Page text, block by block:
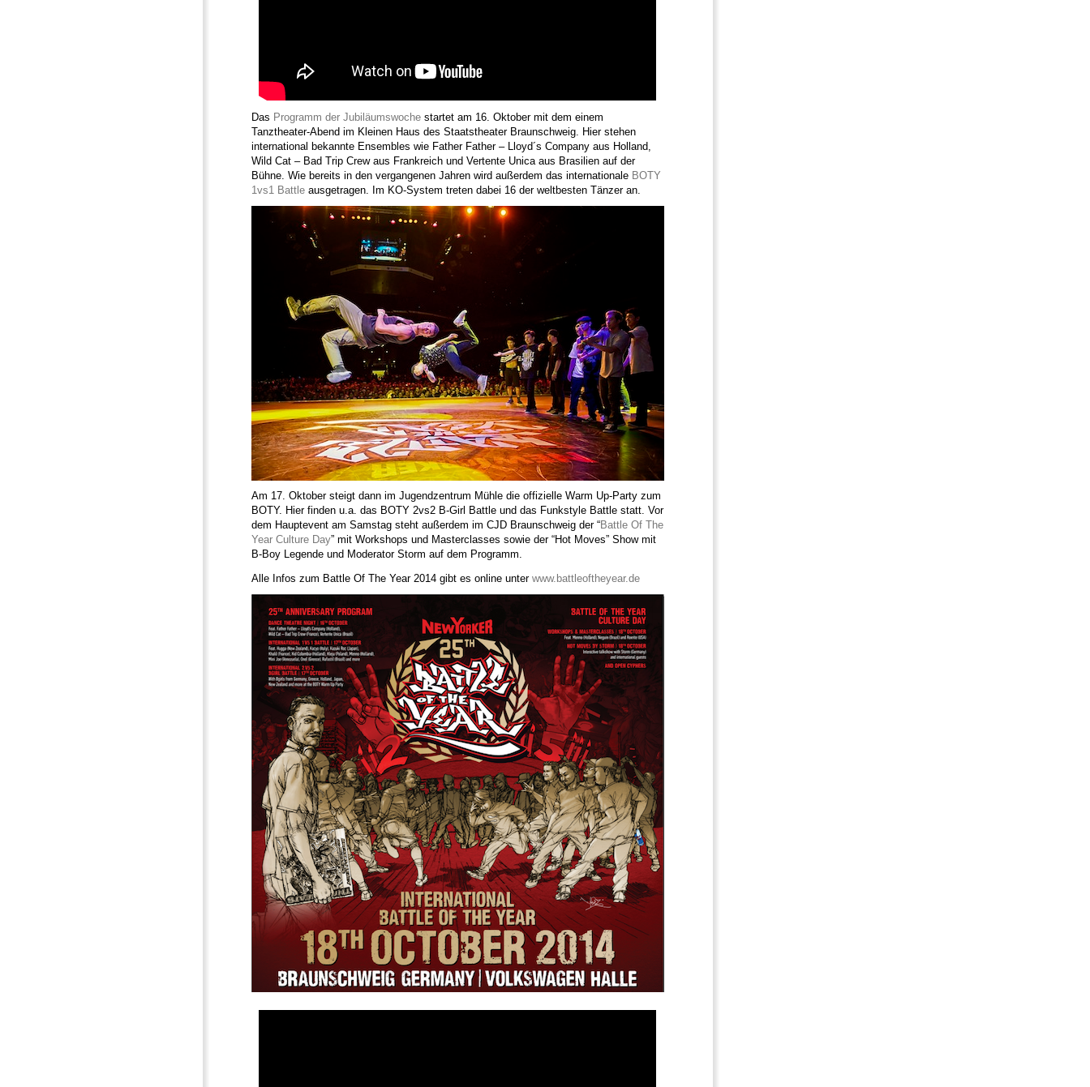
Das Programm der Jubiläumswochestartet am 16. Oktober mit dem einem
Tanztheater-Abend im Kleinen Haus des Staatstheater Braunschweig. Hier stehen
international bekannte Ensembles wie Father Father – Lloyd´s Company aus Holland,
Wild Cat – Bad Trip Crew aus Frankreich und Vertente Unica aus Brasilien auf der
Bühne. Wie bereits in den vergangenen Jahren wird außerdem das internationale BOTY
1vs1 Battleausgetragen. Im KO-System treten dabei 16 der weltbesten Tänzer an.
Am 17. Oktober steigt dann im Jugendzentrum Mühle die offizielle Warm Up-Party zum
BOTY. Hier finden u.a. das BOTY 2vs2 B-Girl Battle und das Funkstyle Battle statt. Vor
dem Hauptevent am Samstag steht außerdem im CJD Braunschweig der “Battle Of The
Year Culture Day” mit Workshops und Masterclasses sowie der “Hot Moves” Show mit
B-Boy Legende und Moderator Storm auf dem Programm.
Alle Infos zum Battle Of The Year 2014 gibt es online unter www.battleoftheyear.de